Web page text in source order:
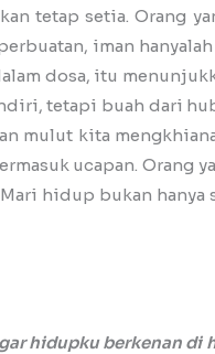
tetap setia. Orang
iman
dosa, itu
tetapi buah dari
mulut kita
ucapan. Orang
hidup bukan
hidupku berkenan